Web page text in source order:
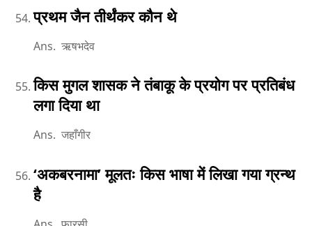
प्रथम जैन तीर्थंकर कौन थे
Ans. ऋषभदेव
किस मुगल शासक ने तंबाकू के प्रयोग पर प्रतिबंध
लगा दिया था
Ans. जहाँगीर
‘अकबरनामा’ मूलतः किस भाषा में लिखा गया ग्रन्थ
है